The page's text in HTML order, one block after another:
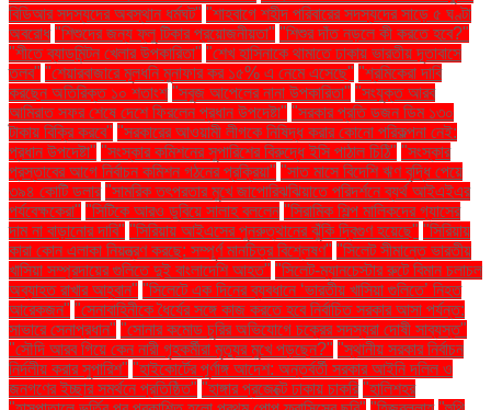
বিডিআর সদস্যদের অবস্থান ধর্মঘট" "শাহবাগে শহীদ পরিবারের সদস্যদের সাড়ে ৫ ঘণ্টা
অবরোধ "শিশুদের জন্য ফ্লু টিকার প্রয়োজনীয়তা" "শিশুর দাঁত নড়লে কী করতে হবে?"
"শীতে ব্যাডমিন্টন খেলার উপকারিতা" "শেখ হাসিনাকে থামাতে ঢাকায় ভারতীয় দূতাবাসে
তলব" "শেয়ারবাজারে মূলধনি মুনাফার কর ১৫% এ নেমে এসেছে" "শ্রমিকেরা দাবি
করছেন অতিরিক্ত ১০ শতাংশ "সবুজ আপেলের নানা উপকারিতা" "সংযুক্ত আরব
আমিরাত সফর শেষে দেশে ফিরলেন প্রধান উপদেষ্টা" "সরকার প্রতি ডজন ডিম ১৩০
টাকায় বিক্রি করবে" "সরকারের আওয়ামী লীগকে নিষিদ্ধ করার কোনো পরিকল্পনা নেই:
প্রধান উপদেষ্টা" "সংস্কার কমিশনের সুপারিশের বিরুদ্ধে ইসি পাঠাল চিঠি" "সংস্কার
প্রস্তাবের আগে নির্বাচন কমিশন গঠনের প্রক্রিয়া" "সাত মাসে বিদেশি ঋণ বৃদ্ধি পেয়ে
৩৯৪ কোটি ডলার "সামরিক তৎপরতার মুখে জাপোরিঝঝিয়াতে পরিদর্শনে ব্যর্থ আইএইএর
পর্যবেক্ষকেরা" "সিটিকে আরও ডুবিয়ে সালাহ বললেন "সিরামিক শিল্প মালিকদের গ্যাসের
দাম না বাড়ানোর দাবি" "সিরিয়ায় আইএসের পুনরুত্থানের ঝুঁকি দ্বিগুণ হয়েছে" "সিরিয়ায়
কারা কোন এলাকা নিয়ন্ত্রণ করছে: সম্পূর্ণ মানচিত্র বিশ্লেষণ" "সিলেট সীমান্তে ভারতীয়
খাসিয়া সম্প্রদায়ের গুলিতে দুই বাংলাদেশি আহত" "সিলেট-ম্যানচেস্টার রুটে বিমান চলাচল
অব্যাহত রাখার আহ্বান" "সিলেটে এক দিনের ব্যবধানে ‘ভারতীয় খাসিয়া গু‌লিতে’ নিহত
আরেকজন" "সেনাবাহিনীকে ধৈর্যের সঙ্গে কাজ করতে হবে নির্বাচিত সরকার আসা পর্যন্ত:
সাভারে সেনাপ্রধান" "সোনার কমোড চুরির অভিযোগে চক্রের সদস্যরা দোষী সাব্যস্ত"
"সৌদি আরব গিয়ে কেন নারী গৃহকর্মীরা মৃত্যুর মুখে পড়ছেন?" "স্থানীয় সরকার নির্বাচন
নির্দলীয় করার সুপারিশ" "হাইকোর্টের পূর্ণাঙ্গ আদেশ: অন্তর্বর্তী সরকার আইনি দলিল ও
জনগণের ইচ্ছার সমর্থনে প্রতিষ্ঠিত" "হাঙ্গার প্রজেক্টে ঢাকায় চাকরি "হালিশহর